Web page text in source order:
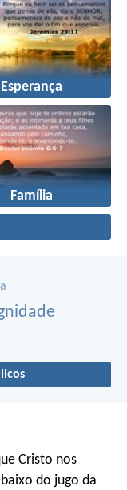
Esperança
Família
Cristo nos
do jugo da